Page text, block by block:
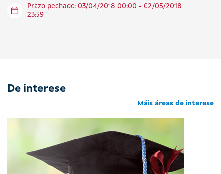
Prazo pechado: 03/04/2018 00:00 - 02/05/2018
23:59
De interese
Máis áreas de interese